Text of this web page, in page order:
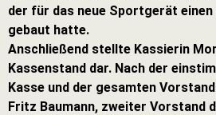
der für das neue Sportgerät
gebaut hatte.
Anschließend stellte Kassierin
Kassenstand dar. Nach der
Kasse und der gesamten
Fritz Baumann, zweiter Vorstand